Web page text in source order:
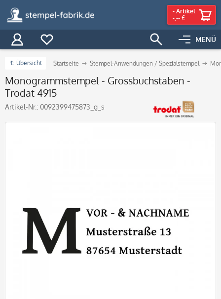
MENÜ
- Artikel
-,-- €
Übersicht Startseite Stempel-Anwendungen / Spezialstempel
Monogrammstempel - Grossbuchstaben -
Trodat 4915
Artikel-Nr.: 0092399475873_g_s